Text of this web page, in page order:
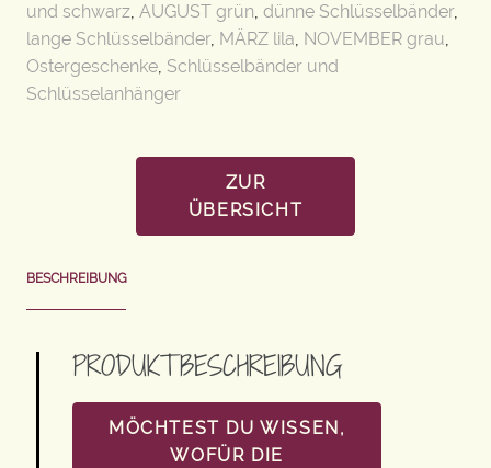
und schwarz, AUGUST grün, dünne Schlüsselbänder,
lange Schlüsselbänder, MÄRZ lila, NOVEMBER grau,
Ostergeschenke, Schlüsselbänder und
Schlüsselanhänger
ZUR
ÜBERSICHT
BESCHREIBUNG
PRODUKTBESCHREIBUNG
MÖCHTEST DU WISSEN,
WOFÜR DIE